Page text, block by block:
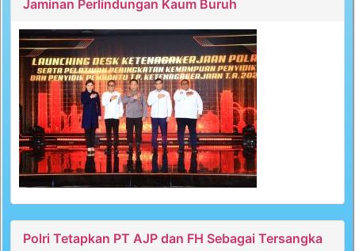
Jaminan Perlindungan Kaum Buruh
Polri Tetapkan PT AJP dan FH Sebagai Tersangka